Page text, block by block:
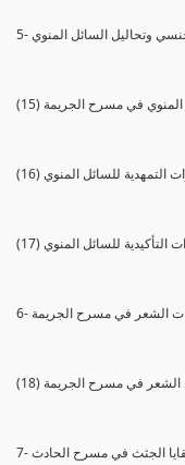
وتحاليل السائل المنوي
المنوي في مسرح الجريمة
التمهدية للسائل المنوي
التأكيدية للسائل المنوي
الشعر في مسرح الجريمة
الشعر في مسرح الجريمة
الجثث في مسرح الحادث